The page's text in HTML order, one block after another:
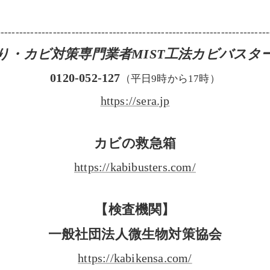
・カビ対策専門業者MIST工法カビバスタ
0120-052-127 （平日9時から17時）
https://sera.jp
カビの救急箱
https://kabibusters.com/
【検査機関】
一般社団法人微生物対策協会
https://kabikensa.com/